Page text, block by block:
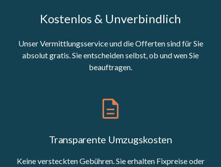
Kostenlos & Unverbindlich
Unser Vermittlungsservice und die Offerten sind für Sie
absolut gratis. Sie entscheiden selbst, ob und wen Sie
beauftragen.
Transparente Umzugskosten
Keine versteckten Gebühren. Sie erhalten Fixpreise oder